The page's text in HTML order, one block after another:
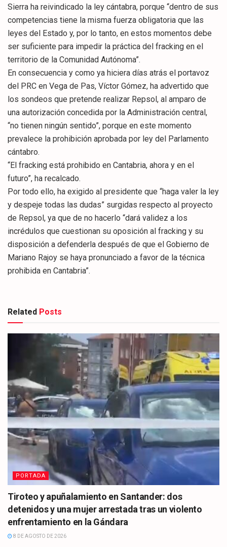
Sierra ha reivindicado la ley cántabra, porque “dentro de sus
competencias tiene la misma fuerza obligatoria que las
leyes del Estado y, por lo tanto, en estos momentos debe
ser suficiente para impedir la práctica del fracking en el
territorio de la Comunidad Autónoma”.
En consecuencia y como ya hiciera días atrás el portavoz
del PRC en Vega de Pas, Víctor Gómez, ha advertido que
los sondeos que pretende realizar Repsol, al amparo de
una autorización concedida por la Administración central,
“no tienen ningún sentido”, porque en este momento
prevalece la prohibición aprobada por ley del Parlamento
cántabro.
“El fracking está prohibido en Cantabria, ahora y en el
futuro”, ha recalcado.
Por todo ello, ha exigido al presidente que “haga valer la ley
y despeje todas las dudas” surgidas respecto al proyecto
de Repsol, ya que de no hacerlo “dará validez a los
incrédulos que cuestionan su oposición al fracking y su
disposición a defenderla después de que el Gobierno de
Mariano Rajoy se haya pronunciado a favor de la técnica
prohibida en Cantabria”.
Related Posts
PORTADA
Tiroteo y apuñalamiento en Santander: dos
detenidos y una mujer arrestada tras un violento
enfrentamiento en la Gándara
8 DE AGOSTO DE 2026